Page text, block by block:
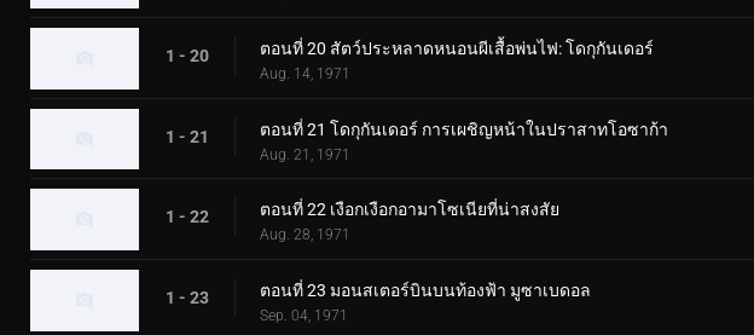
1 - 20 ตอนที่ 20 สัตว์ประหลาดหนอนผีเสื้อพ่นไฟ: โดกุกันเดอร์
Aug. 14, 1971
1 - 21 ตอนที่ 21 โดกุกันเดอร์ การเผชิญหน้าในปราสาทโอซาก้า
Aug. 21, 1971
1 - 22 ตอนที่ 22 เงือกเงือกอามาโซเนียที่น่าสงสัย
Aug. 28, 1971
1 - 23 ตอนที่ 23 มอนสเตอร์บินบนท้องฟ้า มูซาเบดอล
Sep. 04, 1971